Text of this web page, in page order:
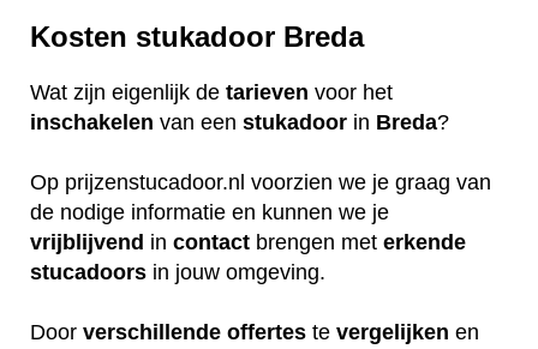
Kosten stukadoor Breda
Wat zijn eigenlijk de tarieven voor het
inschakelen van een stukadoor in Breda?
Op prijzenstucadoor.nl voorzien we je graag van
de nodige informatie en kunnen we je
vrijblijvend in contact brengen met erkende
stucadoors in jouw omgeving.
Door verschillende offertes te vergelijken en